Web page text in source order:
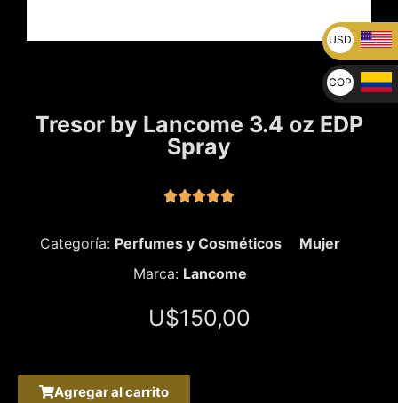
Tresor by Lancome 3.4 oz EDP
Spray

Categoría: Perfumes y Cosméticos
Mujer
Marca: Lancome
U$150,00
Agregar al carrito
USD
U$
COP
$